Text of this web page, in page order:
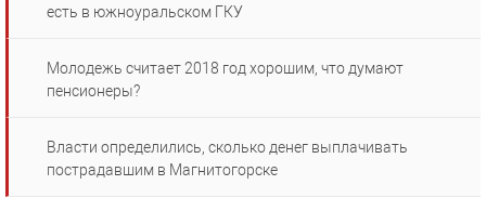
есть в южноуральском ГКУ
Молодежь считает 2018 год хорошим, что думают
пенсионеры?
Власти определились, сколько денег выплачивать
пострадавшим в Магнитогорске